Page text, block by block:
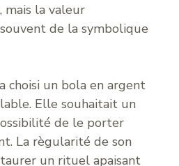
mais la valeur
de la symbolique
choisi un bola en argent
Elle souhaitait un
de le porter
La règularité de son
un rituel apaisant